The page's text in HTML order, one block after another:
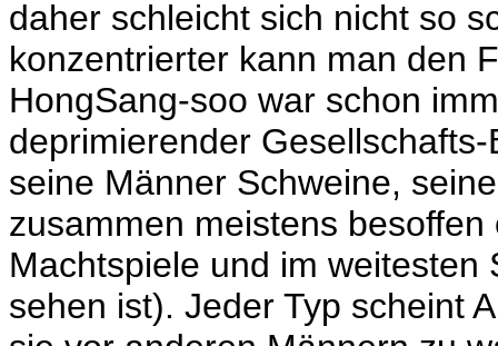
daher schleicht sich nicht so
konzentrierter kann man den
HongSang-soo war schon
deprimierender
seine Männer Schweine,
zusammen meistens
Machtspiele und im
sehen ist). Jeder Typ scheint